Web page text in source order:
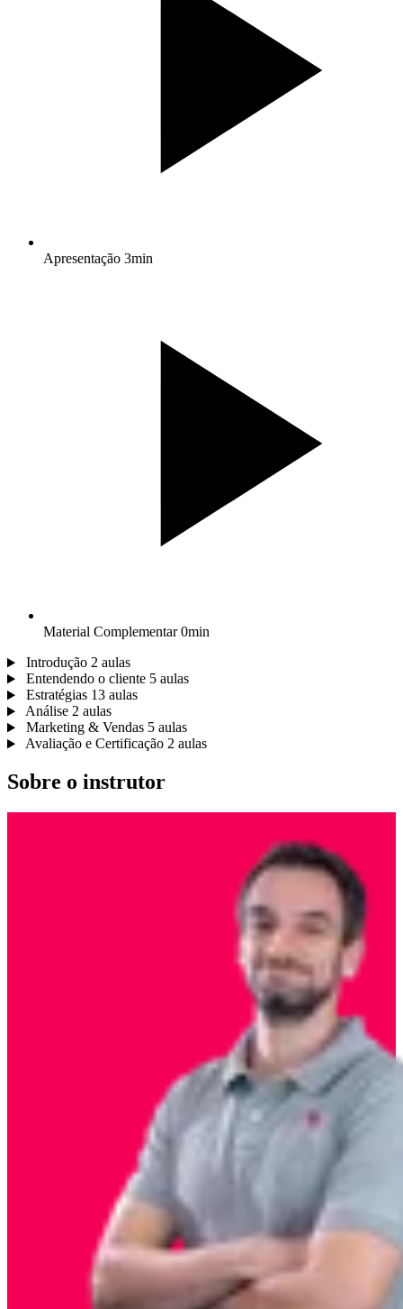
Apresentação 3min
Material Complementar 0min
Introdução 2 aulas
Entendendo o cliente 5 aulas
Estratégias 13 aulas
Análise 2 aulas
Marketing & Vendas 5 aulas
Avaliação e Certificação 2 aulas
Sobre o instrutor